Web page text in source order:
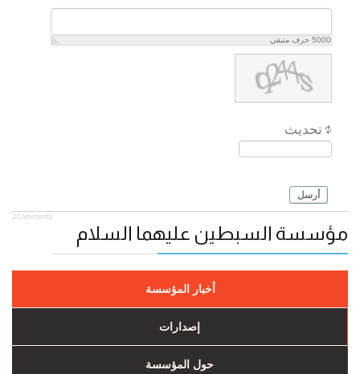
5000 حرف متبقي
تحديث
أرسل
JComments
مؤسسة السبطين عليهما السلام
أخبار المؤسسة
إصدارات
حول المؤسسة